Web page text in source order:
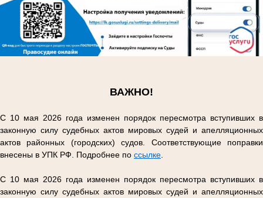
ВАЖНО!
С 10 мая 2026 года изменен порядок пересмотра вступивших в
законную силу судебных актов мировых судей и апелляционных
актов районных (городских) судов. Соответствующие поправки
внесены в УПК РФ. Подробнее по ссылке
С 10 мая 2026 года изменен порядок пересмотра вступивших в
законную силу судебных актов мировых судей и апелляционных